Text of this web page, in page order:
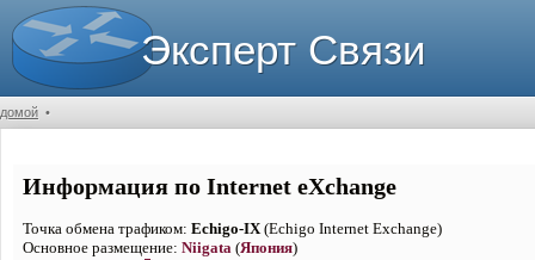
Эксперт Связи
домой •